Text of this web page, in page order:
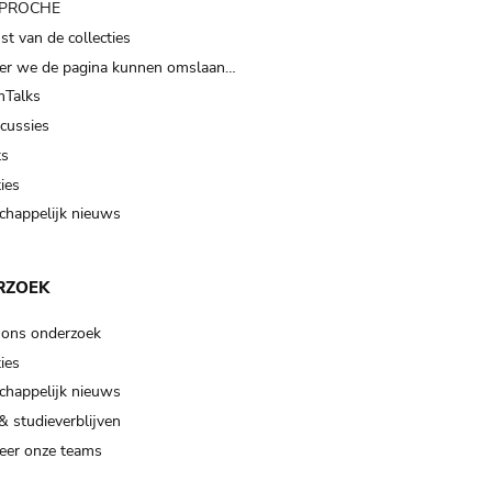
van de collecties
we de pagina kunnen omslaan…
nieuws
onderzoek
nieuws
studieverblijven
onze teams